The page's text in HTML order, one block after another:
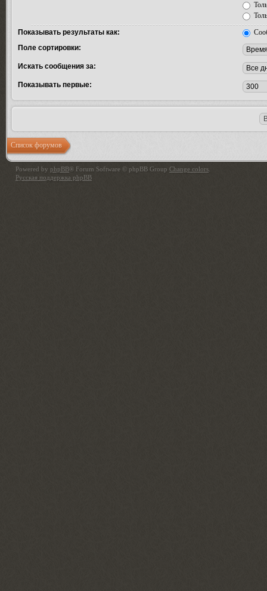
Показывать результаты как:
Поле сортировки:
Искать сообщения за:
Показывать первые:
Список форумов
Powered by phpBB® Forum Software © phpBB Group Change colors
Русская поддержка phpBB